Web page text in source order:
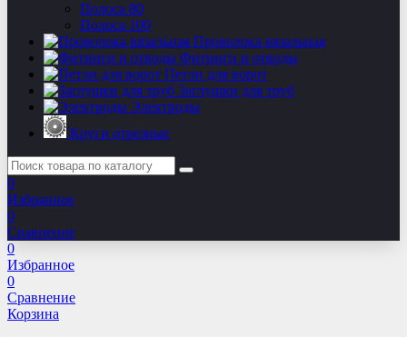
Полоса 80
Полоса 100
Проволока вязальная
Фитинги и отводы
Петли для ворот
Заглушки для труб
Электроды
Круги отрезные
0
Избранное
0
Сравнение
0
Избранное
0
Сравнение
Корзина